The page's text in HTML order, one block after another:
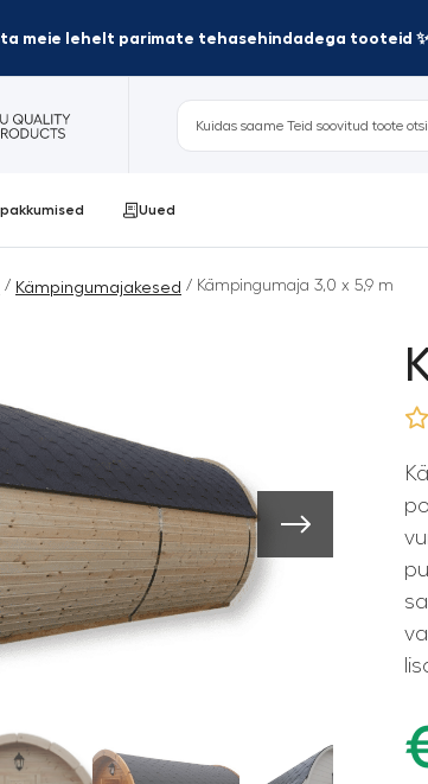
meie lehelt parimate tehasehindadega tooteid
Uued
/ Kämpingumajakesed / Kämpingumaja 3,0 x 5,9 m